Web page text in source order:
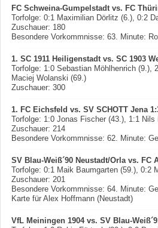
FC Schweina-Gumpelstadt vs. FC
Torfolge: 0:1 Maximilian Dörlitz (6.), 0:2
Zuschauer: 180
Besondere Vorkommnisse: 63. Minute:
1. SC 1911 Heiligenstadt vs. SC 1903
Torfolge: 1:0 Sebastian Möhlhenrich
Maciej Wolanski (69.)
Zuschauer: 300
1. FC Eichsfeld vs. SV SCHOTT Jena
Torfolge: 1:0 Jonas Fischer (43.), 1:1
Zuschauer: 214
Besondere Vorkommnisse: 62. Minute:
SV Blau-Weiß´90 Neustadt/Orla vs. FC
Torfolge: 0:1 Maik Baumgarten (59.), 0:2
Zuschauer: 201
Besondere Vorkommnisse: 64. Minute:
Karte für Alex Hoffmann (Neustadt)
VfL Meiningen 1904 vs. SV Blau-